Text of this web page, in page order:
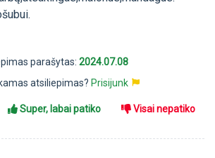
parašytas: 2024.07.08
atsiliepimas? Prisijunk
Super, labai patiko Visai nepatiko